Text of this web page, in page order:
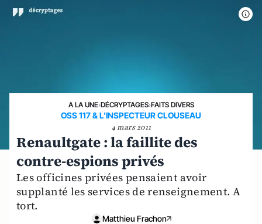
A LA UNE›DÉCRYPTAGES›FAITS DIVERS
OSS 117 & L'INSPECTEUR CLOUSEAU
4 mars 2011
Renaultgate : la faillite des
contre-espions privés
Les officines privées pensaient avoir
supplanté les services de renseignement. A
tort.
Matthieu Frachon